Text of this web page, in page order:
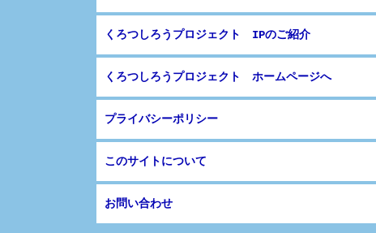
くろつしろうプロジェクト IPのご紹介
くろつしろうプロジェクト ホームページへ
プライバシーポリシー
このサイトについて
お問い合わせ